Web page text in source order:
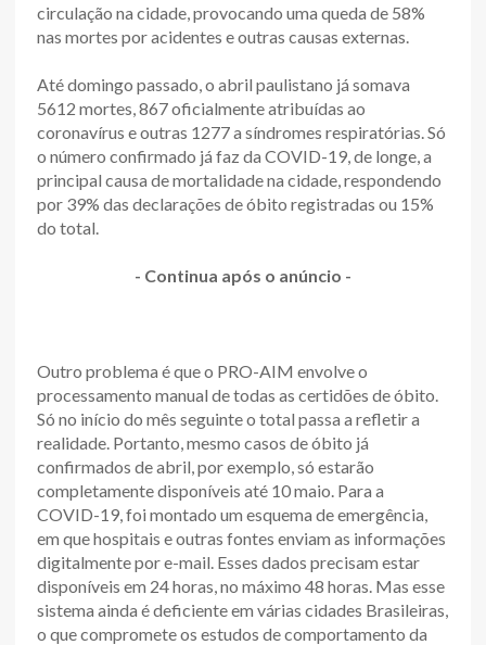
circulação na cidade, provocando uma queda de 58%
nas mortes por acidentes e outras causas externas.
Até domingo passado, o abril paulistano já somava
5612 mortes, 867 oficialmente atribuídas ao
coronavírus e outras 1277 a síndromes respiratórias. Só
o número confirmado já faz da COVID-19, de longe, a
principal causa de mortalidade na cidade, respondendo
por 39% das declarações de óbito registradas ou 15%
do total.
- Continua após o anúncio -
Outro problema é que o PRO-AIM envolve o
processamento manual de todas as certidões de óbito.
Só no início do mês seguinte o total passa a refletir a
realidade. Portanto, mesmo casos de óbito já
confirmados de abril, por exemplo, só estarão
completamente disponíveis até 10 maio. Para a
COVID-19, foi montado um esquema de emergência,
em que hospitais e outras fontes enviam as informações
digitalmente por e-mail. Esses dados precisam estar
disponíveis em 24 horas, no máximo 48 horas. Mas esse
sistema ainda é deficiente em várias cidades Brasileiras,
o que compromete os estudos de comportamento da